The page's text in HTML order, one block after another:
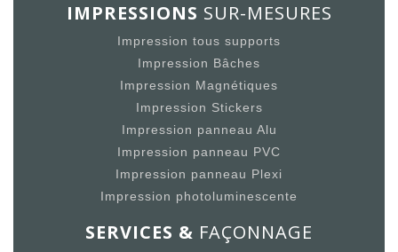
IMPRESSIONS SUR-MESURES
Impression tous supports
Impression Bâches
Impression Magnétiques
Impression Stickers
Impression panneau Alu
Impression panneau PVC
Impression panneau Plexi
Impression photoluminescente
SERVICES & FAÇONNAGE